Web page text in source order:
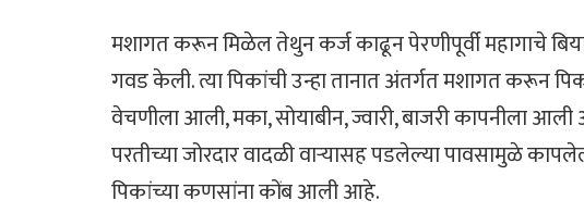
मशागत करून मिळेल तेथुन कर्ज काढून पेरणीपूर्वी महागाचे
गवड केली. त्या पिकांची उन्हा तानात अंतर्गत मशागत करून
वेचणीला आली, मका, सोयाबीन, ज्वारी, बाजरी कापनीला
परतीच्या जोरदार वादळी वाऱ्यासह पडलेल्या पावसामुळे
पिकांच्या कणसांना कोंब आली आहे.